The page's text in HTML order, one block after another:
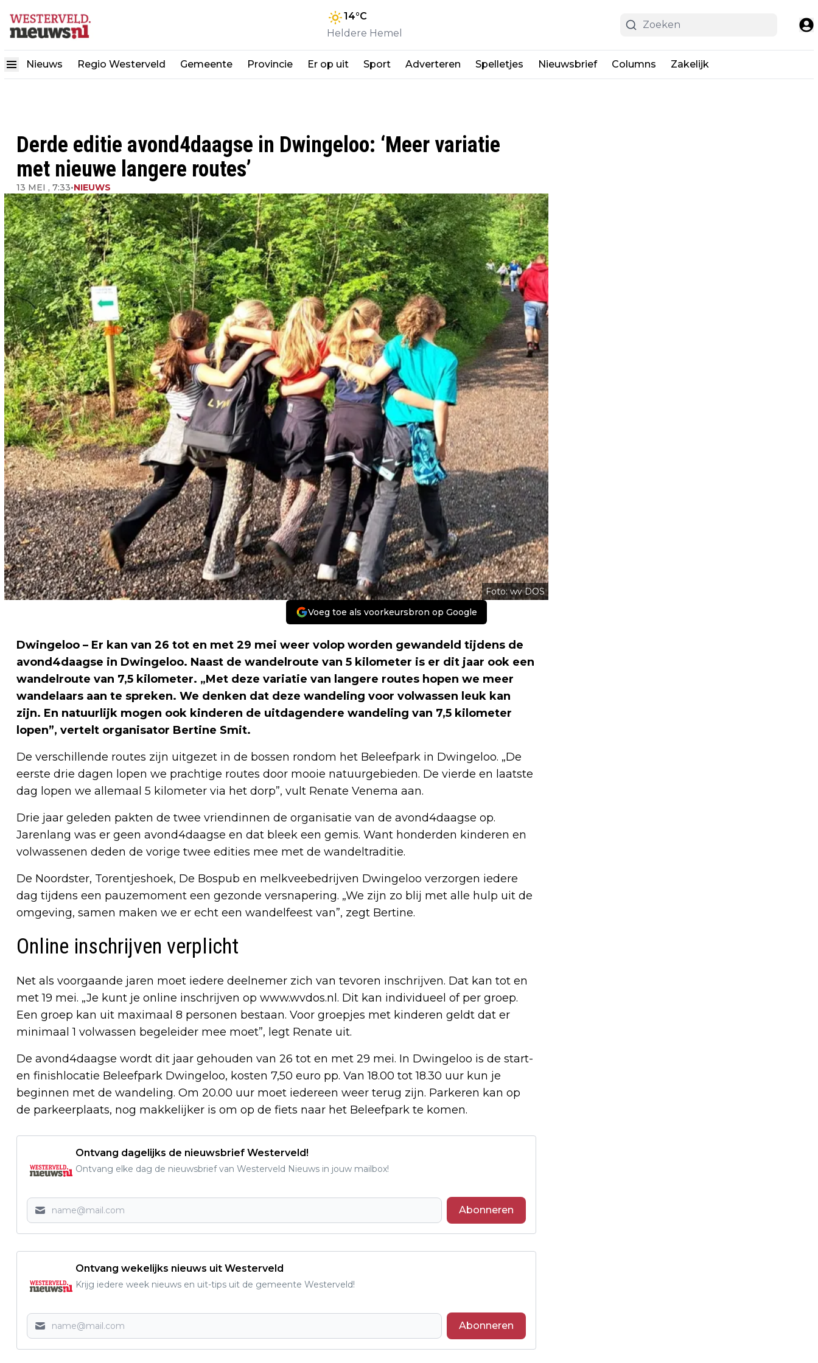
14°C
Heldere Hemel
Nieuws Regio Westerveld Gemeente Provincie Er op uit Sport Adverteren Spelletjes Nieuwsbrief Columns Zakelijk
Derde editie avond4daagse in Dwingeloo: ‘Meer variatie
met nieuwe langere routes’
13 MEI , 7:33•NIEUWS
Foto: wv DOS
Voeg toe als voorkeursbron op Google
Dwingeloo – Er kan van 26 tot en met 29 mei weer volop worden gewandeld tijdens de
avond4daagse in Dwingeloo. Naast de wandelroute van 5 kilometer is er dit jaar ook een
wandelroute van 7,5 kilometer. „Met deze variatie van langere routes hopen we meer
wandelaars aan te spreken. We denken dat deze wandeling voor volwassen leuk kan
zijn. En natuurlijk mogen ook kinderen de uitdagendere wandeling van 7,5 kilometer
lopen”, vertelt organisator Bertine Smit.
De verschillende routes zijn uitgezet in de bossen rondom het Beleefpark in Dwingeloo. „De
eerste drie dagen lopen we prachtige routes door mooie natuurgebieden. De vierde en laatste
dag lopen we allemaal 5 kilometer via het dorp”, vult Renate Venema aan.
Drie jaar geleden pakten de twee vriendinnen de organisatie van de avond4daagse op.
Jarenlang was er geen avond4daagse en dat bleek een gemis. Want honderden kinderen en
volwassenen deden de vorige twee edities mee met de wandeltraditie.
De Noordster, Torentjeshoek, De Bospub en melkveebedrijven Dwingeloo verzorgen iedere
dag tijdens een pauzemoment een gezonde versnapering. „We zijn zo blij met alle hulp uit de
omgeving, samen maken we er echt een wandelfeest van”, zegt Bertine.
Online inschrijven verplicht
Net als voorgaande jaren moet iedere deelnemer zich van tevoren inschrijven. Dat kan tot en
met 19 mei. „Je kunt je online inschrijven op www.wvdos.nl. Dit kan individueel of per groep.
Een groep kan uit maximaal 8 personen bestaan. Voor groepjes met kinderen geldt dat er
minimaal 1 volwassen begeleider mee moet”, legt Renate uit.
De avond4daagse wordt dit jaar gehouden van 26 tot en met 29 mei. In Dwingeloo is de start-
en finishlocatie Beleefpark Dwingeloo, kosten 7,50 euro pp. Van 18.00 tot 18.30 uur kun je
beginnen met de wandeling. Om 20.00 uur moet iedereen weer terug zijn. Parkeren kan op
de parkeerplaats, nog makkelijker is om op de fiets naar het Beleefpark te komen.
Ontvang dagelijks de nieuwsbrief Westerveld!
Ontvang elke dag de nieuwsbrief van Westerveld Nieuws in jouw mailbox!
Abonneren
Ontvang wekelijks nieuws uit Westerveld
Krijg iedere week nieuws en uit-tips uit de gemeente Westerveld!
Abonneren